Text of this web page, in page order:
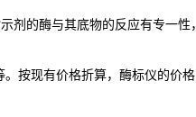
剂的酶与其底物的反应有专一性
按现有价格折算，酶标仪的价